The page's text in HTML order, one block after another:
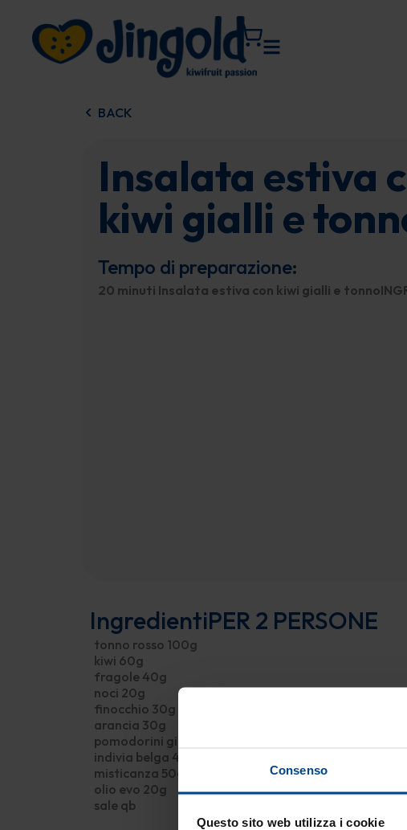
Consenso
Questo sito web utilizza i cookie
contenuto
BACK
Insalata estiva
kiwi gialli e
Tempo di preparazione:
20 minuti Insalata estiva con kiwi gialli e
IngredientiPER 2 PERSONE
tonno rosso 100g
kiwi 60g
fragole 40g
noci 20g
finocchio 30g
arancia 30g
pomodorini gialli 30g
indivia belga 40g
misticanza 50g
olio evo 20g
sale qb